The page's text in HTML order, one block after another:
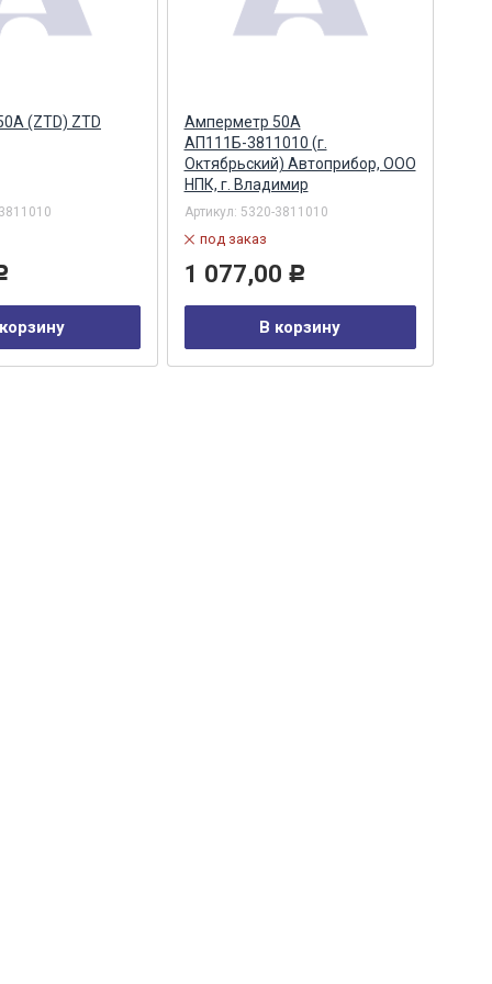
(ZTD) ZTD
Амперметр 50А
АП111Б-3811010 (г.
Октябрьский) Автоприбор, ООО
НПК, г. Владимир
Артикул: 5320-3811010
под заказ
1 077,00 Р
В корзину